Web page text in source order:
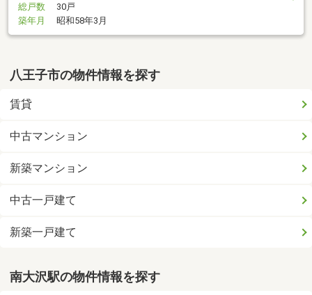
総戸数
30戸
築年月
昭和58年3月
八王子市の物件情報を探す
賃貸
中古マンション
新築マンション
中古一戸建て
新築一戸建て
南大沢駅の物件情報を探す